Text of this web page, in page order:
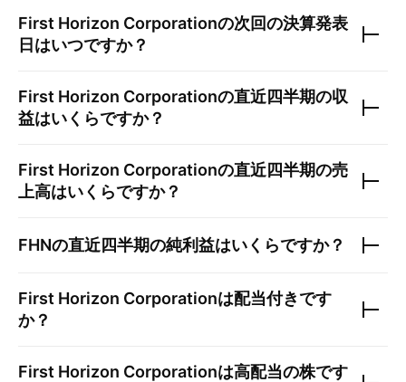
First Horizon Corporationの次回の決算発表
日はいつですか？
First Horizon Corporationの直近四半期の収
益はいくらですか？
First Horizon Corporationの直近四半期の売
上高はいくらですか？
FHNの直近四半期の純利益はいくらですか？
First Horizon Corporationは配当付きです
か？
First Horizon Corporationは高配当の株です